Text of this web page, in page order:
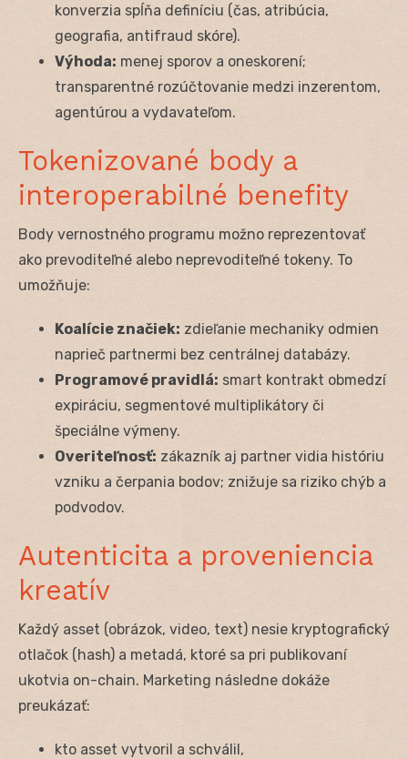
konverzia spĺňa definíciu (čas, atribúcia,
geografia, antifraud skóre).
Výhoda: menej sporov a oneskorení;
transparentné rozúčtovanie medzi inzerentom,
agentúrou a vydavateľom.
Tokenizované body a
interoperabilné benefity
Body vernostného programu možno reprezentovať
ako prevoditeľné alebo neprevoditeľné tokeny. To
umožňuje:
Koalície značiek: zdieľanie mechaniky odmien
naprieč partnermi bez centrálnej databázy.
Programové pravidlá: smart kontrakt obmedzí
expiráciu, segmentové multiplikátory či
špeciálne výmeny.
Overiteľnosť: zákazník aj partner vidia históriu
vzniku a čerpania bodov; znižuje sa riziko chýb a
podvodov.
Autenticita a proveniencia
kreatív
Každý asset (obrázok, video, text) nesie kryptografický
otlačok (hash) a metadá, ktoré sa pri publikovaní
ukotvia on-chain. Marketing následne dokáže
preukázať:
kto asset vytvoril a schválil,